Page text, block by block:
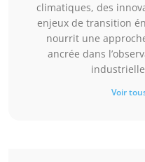
climatiques, des
enjeux de transition
nourrit une
ancrée dans
Voir